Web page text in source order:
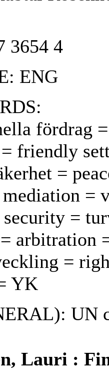
3654 4
ENG
fördrag
friendly
=
=
=
arbitration
=
YK
UN
Lauri :